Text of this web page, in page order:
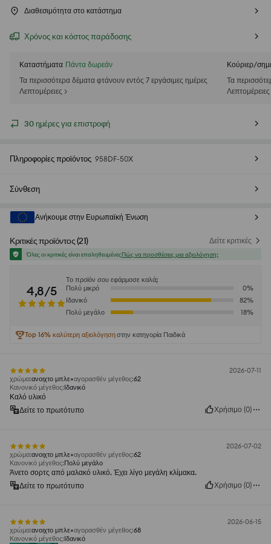
Διαθεσιμότητα στο κατάστημα
Χρόνος και κόστος παράδοσης
Καταστήματα Πάντα δωρεάν
Τα περισσότερα δέματα φτάνουν εντός 7 εργάσιμες ημέρες
Λεπτομέρειες >
Κούριερ/
Τα
Λεπτομέρειες
30 ημέρες για επιστροφή
Πληροφορίες προϊόντος 958DF-50X
Σύνθεση
Ανήκουμε στην Ευρωπαϊκή Ένωση
Κριτικές προϊόντος(21) Δείτε κριτικές
Όλες οι κριτικές είναι επαληθευμένεςΠώς να προσθέσεις μια αξιολόγηση;
4,8/5
Το προϊόν σου εφάρμοσε καλά;
Πολύ μικρό
0%
Ιδανικό
82%
Πολύ μεγάλο
18%
Top 16% καλύτερη αξιολόγησηστην κατηγορία Παιδικά
2026-07-11
χρώμα:ανοιχτο μπλε αγορασθέν μέγεθος:62
Κανονικό μέγεθος:Ιδανικό
Καλό υλικό
Δείτε το πρωτότυπο
Χρήσιμο (0)
2026-07-02
χρώμα:ανοιχτο μπλε αγορασθέν μέγεθος:62
Κανονικό μέγεθος:Πολύ μεγάλο
Άνετο σορτς από μαλακό υλικό. Έχει λίγο μεγάλη κλίμακα.
Δείτε το πρωτότυπο
Χρήσιμο (0)
2026-06-15
χρώμα:ανοιχτο μπλε αγορασθέν μέγεθος:68
Κανονικό μέγεθος:Ιδανικό